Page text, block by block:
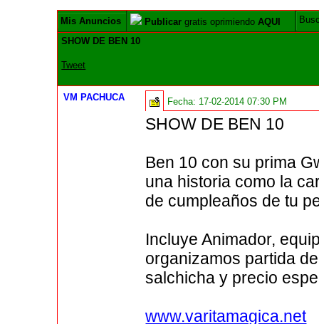
Mis Anuncios Publicar gratis oprimiendoAQUI
SHOW DE BEN 10
Tweet
VM PACHUCA Fecha: 17-02-2014 07:30 PM
SHOW DE BEN 10
Ben 10 con su prima
una historia como la
de cumpleaños de tu
Incluye Animador,
organizamos partida
salchicha y precio
www.varitamagica.net